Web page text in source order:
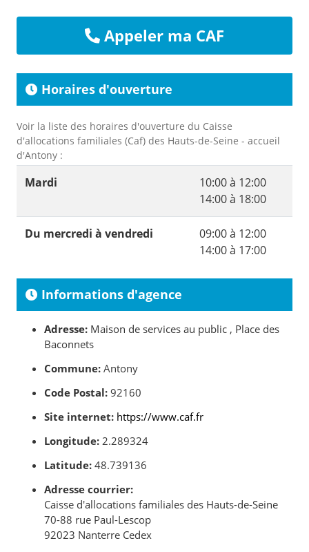
Appeler ma CAF
Horaires d'ouverture
Voir la liste des horaires d'ouverture du Caisse
d'allocations familiales (Caf) des Hauts-de-Seine - accueil
d'Antony :
Mardi
10:00 à 12:00
14:00 à 18:00
Du mercredi à vendredi
09:00 à 12:00
14:00 à 17:00
Informations d'agence
Adresse: Maison de services au public , Place des
Baconnets
Commune: Antony
Code Postal: 92160
Site internet: https://www.caf.fr
Longitude: 2.289324
Latitude: 48.739136
Adresse courrier:
Caisse d'allocations familiales des Hauts-de-Seine
70-88 rue Paul-Lescop
92023 Nanterre Cedex